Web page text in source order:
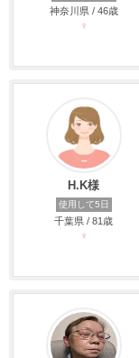
神奈川県 / 46歳
♀
H.K様
使用して5日
千葉県 / 81歳
♀